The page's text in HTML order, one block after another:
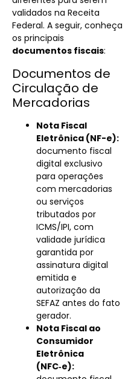
validados na Receita
Federal. A seguir, conheça
os principais
documentos fiscais:
Documentos de
Circulação de
Mercadorias
Nota Fiscal
Eletrônica (NF-e):
documento fiscal
digital exclusivo
para operações
com mercadorias
ou serviços
tributados por
ICMS/IPI, com
validade jurídica
garantida por
assinatura digital
emitida e
autorização da
SEFAZ antes do fato
gerador.
Nota Fiscal ao
Consumidor
Eletrônica
(NFC‑e):